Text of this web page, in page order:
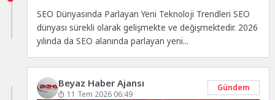
SEO Dünyasında Parlayan Yeni Teknoloji Trendleri SEO
dünyası sürekli olarak gelişmekte ve değişmektedir. 2026
yılında da SEO alanında parlayan yeni...
Beyaz Haber Ajansı
11 Tem 2026 06:49
Gündem